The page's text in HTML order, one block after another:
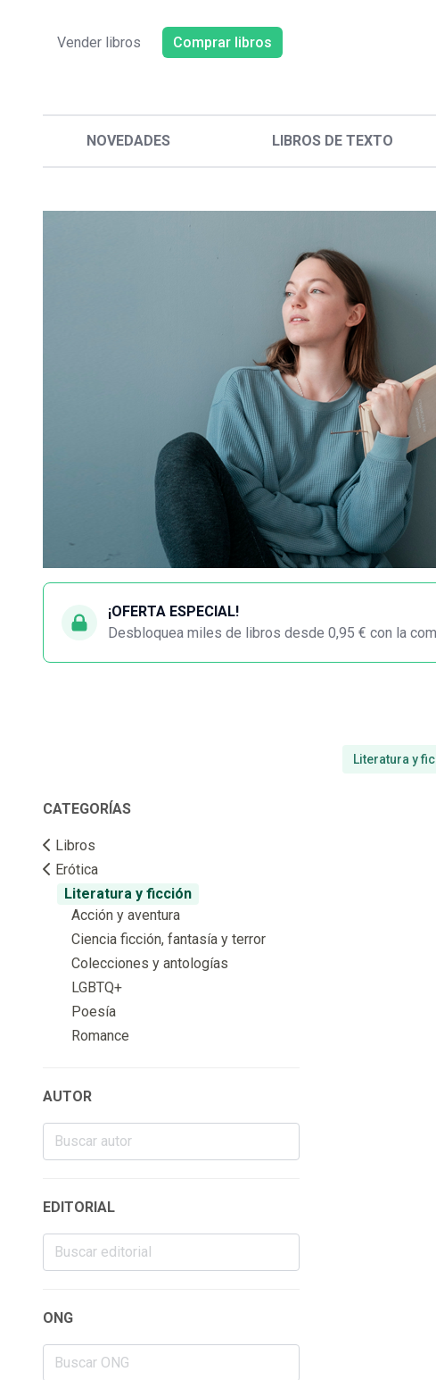
Vender libros Comprar libros
NOVEDADES LIBROS DE TEXTO
¡OFERTA ESPECIAL!
Desbloquea miles de libros desde 0,95 € con la
Literatura y
CATEGORÍAS
Libros
Erótica
Literatura y ficción
Acción y aventura
Ciencia ficción, fantasía y terror
Colecciones y antologías
LGBTQ+
Poesía
Romance
AUTOR
EDITORIAL
ONG